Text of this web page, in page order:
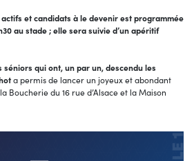
et candidats à le devenir est programmée
au stade ; elle sera suivie d’un apéritif
qui ont, un par un, descendu les
a permis de lancer un joyeux et abondant
du 16 rue d’Alsace et la Maison